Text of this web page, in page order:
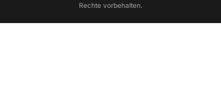
Rechte vorbehalten.